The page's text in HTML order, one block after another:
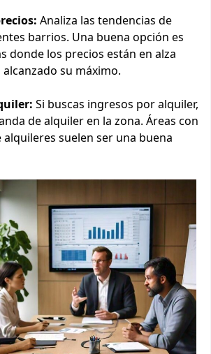
Analiza las tendencias de
barrios. Una buena opción es
donde los precios están en alza
su máximo.
Si buscas ingresos por alquiler,
de alquiler en la zona. Áreas con
suelen ser una buena